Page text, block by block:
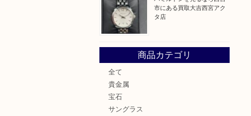
市にある買取大吉西宮アク
タ店
商品カテゴリ
全て
貴金属
宝石
サングラス